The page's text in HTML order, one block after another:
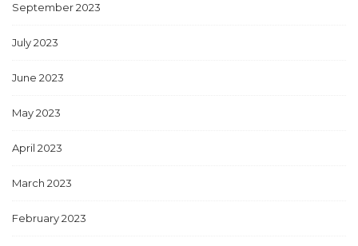
September 2023
July 2023
June 2023
May 2023
April 2023
March 2023
February 2023